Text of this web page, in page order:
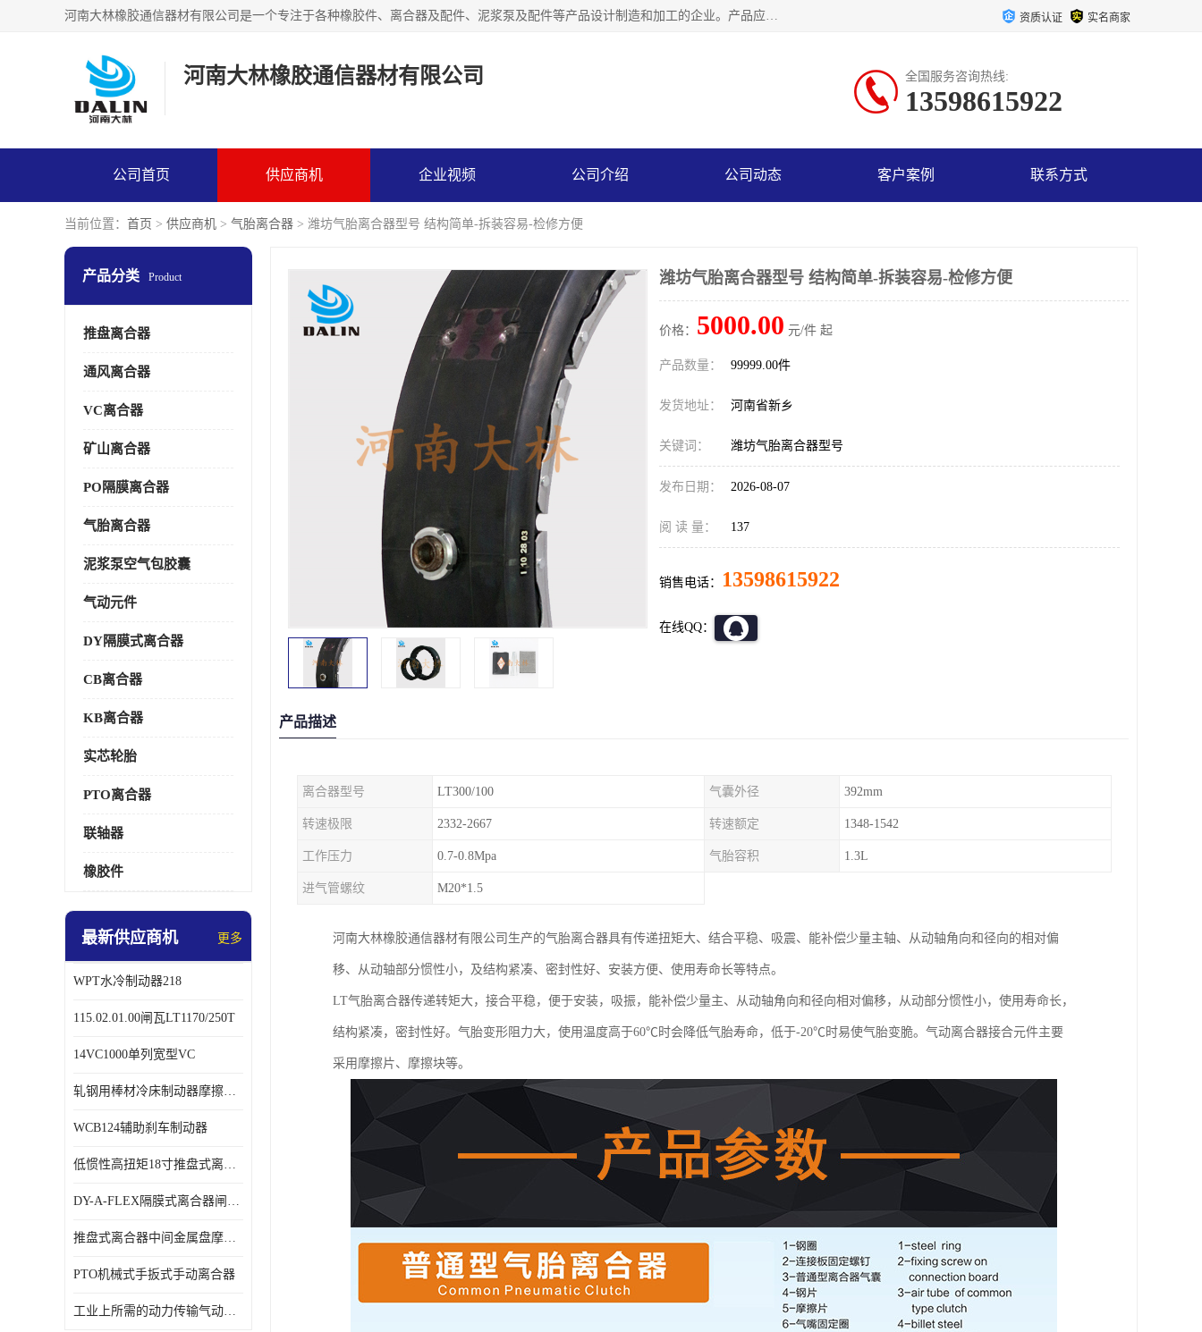
河南大林橡胶通信器材有限公司是一个专注于各种橡胶件、离合器及配件、泥浆泵及配件等产品设计制造和加工的企业。产品应用于矿山、冶金、石油、钢铁、化工、水泥、船舶、造纸、通用机械等各种大功率机械传动或制动装置。 资质认证 实名商家
河南大林橡胶通信器材有限公司 全国服务咨询热线:
13598615922
公司首页 供应商机 企业视频 公司介绍 公司动态 客户案例 联系方式
当前位置： 首页 > 供应商机 > 气胎离合器 > 潍坊气胎离合器型号 结构简单-拆装容易-检修方便
产品分类 Product
推盘离合器
通风离合器
VC离合器
矿山离合器
PO隔膜离合器
气胎离合器
泥浆泵空气包胶囊
气动元件
DY隔膜式离合器
CB离合器
KB离合器
实芯轮胎
PTO离合器
联轴器
橡胶件
最新供应商机 更多
WPT水冷制动器218
115.02.01.00闸瓦LT1170/250T
14VC1000单列宽型VC
轧钢用棒材冷床制动器摩擦片218
WCB124辅助刹车制动器
低惯性高扭矩18寸推盘式离合器中心盘齿盘W18-11-101
DY-A-FLEX隔膜式离合器闸瓦总成7015125A
推盘式离合器中间金属盘摩擦盘18寸
PTO机械式手扳式手动离合器
工业上所需的动力传输气动离合器WCB424
潍坊气胎离合器型号 结构简单-拆装容易-检修方便
价格： 5000.00 元/件 起
产品数量： 99999.00件
发货地址： 河南省新乡
关键词： 潍坊气胎离合器型号
发布日期： 2026-08-07
阅 读 量： 137
销售电话： 13598615922
在线QQ：
产品描述
离合器型号 LT300/100 气囊外径 392mm
转速极限 2332-2667 转速额定 1348-1542
工作压力 0.7-0.8Mpa 气胎容积 1.3L
进气管螺纹 M20*1.5
河南大林橡胶通信器材有限公司生产的气胎离合器具有传递扭矩大、结合平稳、吸震、能补偿少量主轴、从动轴角向和径向的相对偏
移、从动轴部分惯性小，及结构紧凑、密封性好、安装方便、使用寿命长等特点。
LT气胎离合器传递转矩大，接合平稳，便于安装，吸振，能补偿少量主、从动轴角向和径向相对偏移，从动部分惯性小，使用寿命长，
结构紧凑，密封性好。气胎变形阻力大，使用温度高于60℃时会降低气胎寿命，低于-20℃时易使气胎变脆。气动离合器接合元件主要
采用摩擦片、摩擦块等。